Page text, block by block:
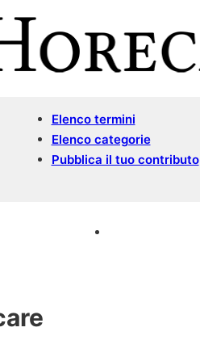
Elenco termini
Elenco categorie
Pubblica il tuo contributo